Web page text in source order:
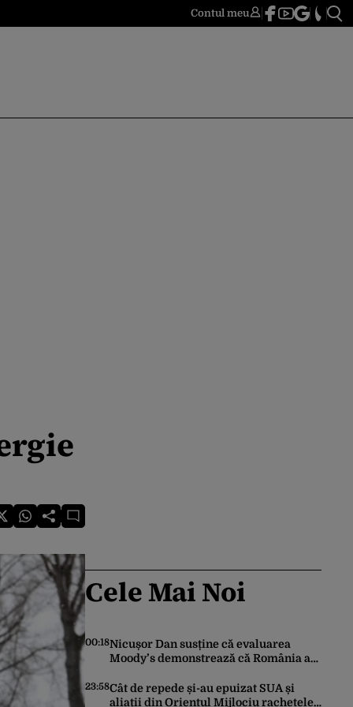
Contul meu
Cele Mai Noi
00:18Nicușor Dan susține că evaluarea
Moody’s demonstrează că România a
încrederea investitorilor: „Totuși,
perspectiva rămâne rezervată”
23:58Cât de repede și-au epuizat SUA și
aliații din Orientul Mijlociu rachetele